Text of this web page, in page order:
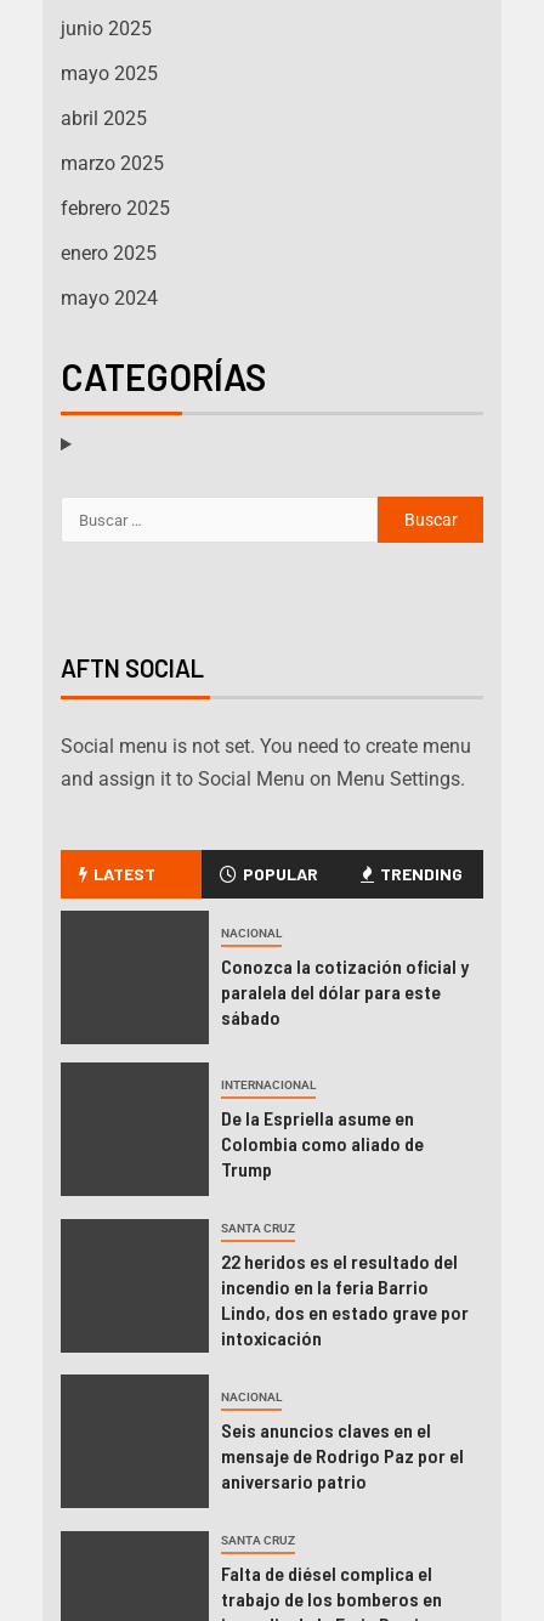
junio 2025
mayo 2025
abril 2025
marzo 2025
febrero 2025
enero 2025
mayo 2024
CATEGORÍAS
AFTN SOCIAL
Social menu is not set. You need to create menu
and assign it to Social Menu on Menu Settings.
LATEST POPULAR TRENDING
NACIONAL
Conozca la cotización oficial y
paralela del dólar para este
sábado
INTERNACIONAL
De la Espriella asume en
Colombia como aliado de
Trump
SANTA CRUZ
22 heridos es el resultado del
incendio en la feria Barrio
Lindo, dos en estado grave por
intoxicación
NACIONAL
Seis anuncios claves en el
mensaje de Rodrigo Paz por el
aniversario patrio
SANTA CRUZ
Falta de diésel complica el
trabajo de los bomberos en